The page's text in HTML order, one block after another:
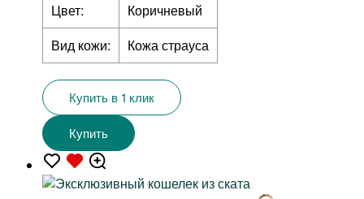
Цвет:
Коричневый
Вид кожи:
Кожа страуса
Купить в 1 клик
Купить